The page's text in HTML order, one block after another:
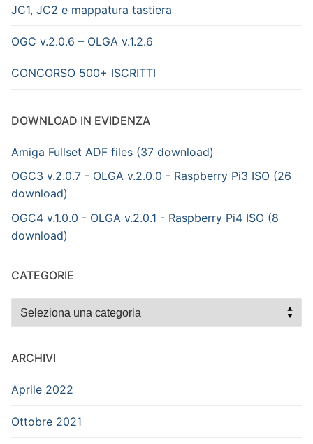
JC1, JC2 e mappatura tastiera
OGC v.2.0.6 – OLGA v.1.2.6
CONCORSO 500+ ISCRITTI
DOWNLOAD IN EVIDENZA
Amiga Fullset ADF files (37 download)
OGC3 v.2.0.7 - OLGA v.2.0.0 - Raspberry Pi3 ISO (26
download)
OGC4 v.1.0.0 - OLGA v.2.0.1 - Raspberry Pi4 ISO (8
download)
CATEGORIE
Categorie
ARCHIVI
Aprile 2022
Ottobre 2021